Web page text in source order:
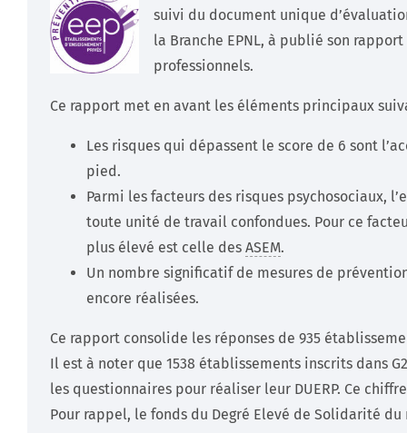
suivi du document unique
la Branche EPNL, à publié son
professionnels.
Ce rapport met en avant les éléments principaux
Les risques qui dépassent le score de 6 sont
pied.
Parmi les facteurs des risques psychosociaux,
toute unité de travail confondues. Pour ce
plus élevé est celle des ASEM.
Un nombre significatif de mesures de
encore réalisées.
Ce rapport consolide les réponses de 935
Il est à noter que 1538 établissements inscrits dans
les questionnaires pour réaliser leur DUERP. Ce
Pour rappel, le fonds du Degré Elevé de Solidarité